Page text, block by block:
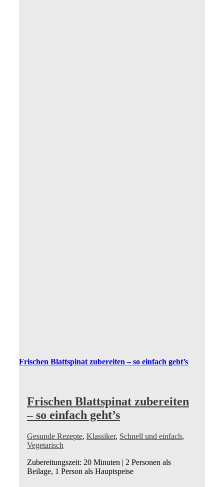
Frischen Blattspinat zubereiten – so einfach geht’s
Frischen Blattspinat zubereiten
– so einfach geht’s
Gesunde Rezepte, Klassiker, Schnell und einfach,
Vegetarisch
Zubereitungszeit: 20 Minuten | 2 Personen als
Beilage, 1 Person als Hauptspeise